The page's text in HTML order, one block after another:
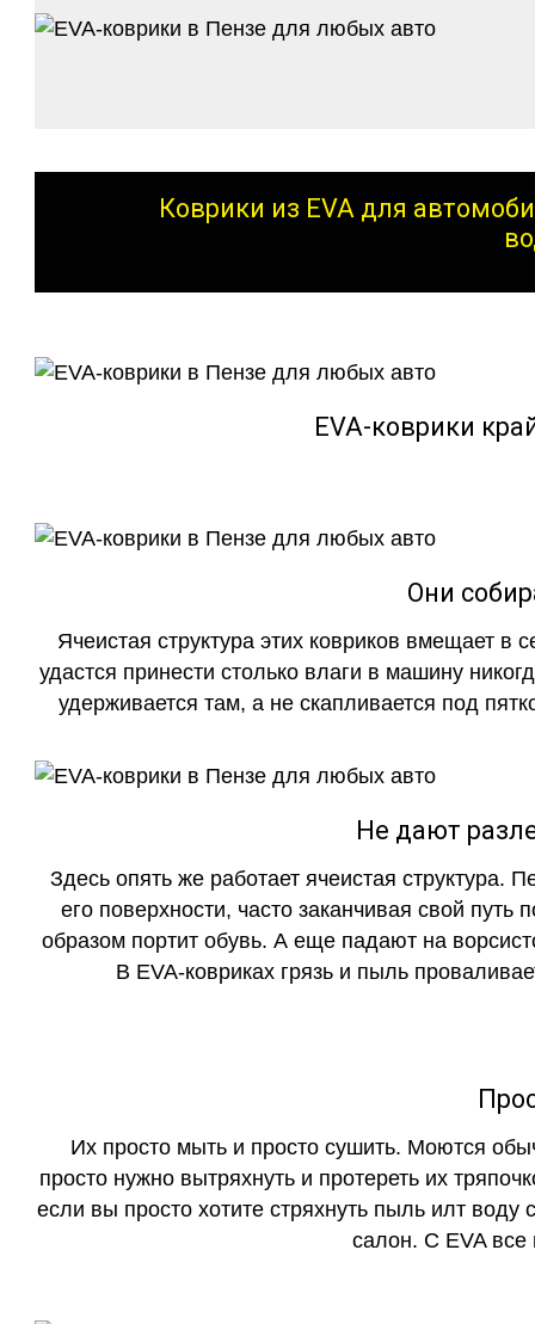
Коврики из EVA для
EVA-коврики
Они
Ячеистая структура этих ковриков вмещает в
удастся принести столько влаги в машину
удерживается там, а не скапливается под
Не дают
Здесь опять же работает ячеистая структура.
его поверхности, часто заканчивая свой
образом портит обувь. А еще падают на
В EVA-ковриках грязь и пыль
Их просто мыть и просто сушить. Моются
просто нужно вытряхнуть и протереть их
если вы просто хотите стряхнуть пыль илт воду
салон. С EVA все